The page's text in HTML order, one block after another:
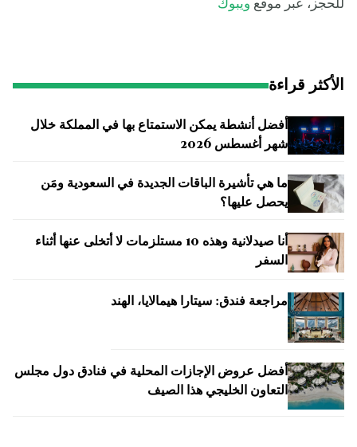
للحجز، عبر موقع ويبوك
الأكثر قراءة
أفضل أنشطة يمكن الاستمتاع بها في المملكة خلال
شهر أغسطس 2026
ما هي تأشيرة الباقات الجديدة في السعودية ومَن
يحصل عليها؟
أنا صيدلانية وهذه 10 مستلزمات لا أتخلى عنها أثناء
السفر
مراجعة فندق: سيتارا هيمالايا، الهند
أفضل عروض الإجازات المحلية في فنادق دول مجلس
التعاون الخليجي هذا الصيف